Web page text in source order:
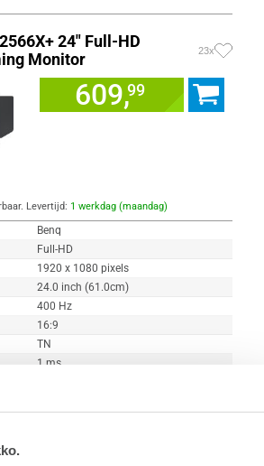
24" Full-HD
Monitor
23x
609,99
Levertijd: 1 werkdag (maandag)
Benq
Full-HD
1920 x 1080 pixels
24.0 inch (61.0cm)
400 Hz
16:9
TN
1 ms